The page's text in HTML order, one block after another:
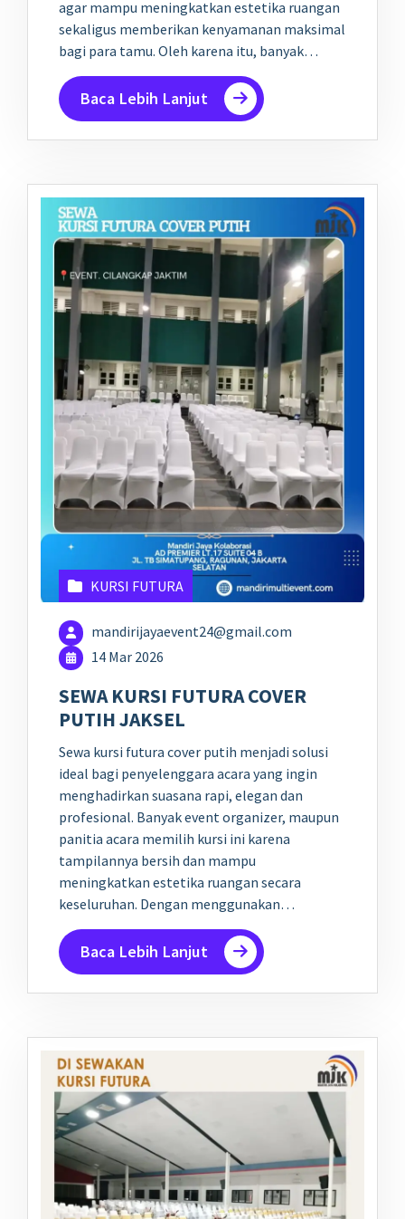
agar mampu meningkatkan estetika ruangan
sekaligus memberikan kenyamanan maksimal
bagi para tamu. Oleh karena itu, banyak…
Baca Lebih Lanjut
KURSI FUTURA
mandirijayaevent24@gmail.com
14 Mar 2026
SEWA KURSI FUTURA COVER
PUTIH JAKSEL
Sewa kursi futura cover putih menjadi solusi
ideal bagi penyelenggara acara yang ingin
menghadirkan suasana rapi, elegan dan
profesional. Banyak event organizer, maupun
panitia acara memilih kursi ini karena
tampilannya bersih dan mampu
meningkatkan estetika ruangan secara
keseluruhan. Dengan menggunakan…
Baca Lebih Lanjut